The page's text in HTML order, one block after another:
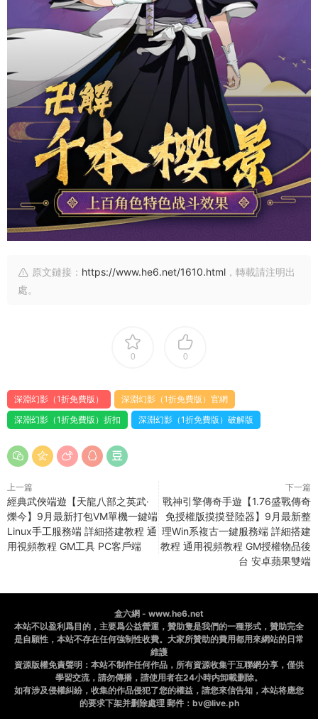
原文鏈接： https://www.he6.net/1610.html ，轉載請注明出
處。
0 0
深淵幻影（1折免費版）
深淵幻影（1折免費版）官網
深淵幻影（1折免費版）折扣
深淵幻影（1折免費版）破解版
上一篇
經典武俠端遊【天龍八部之英武·
爍今】9月最新打包VM單機一鍵端
Linux手工服務端 詳細搭建教程 通
用視頻教程 GM工具 PC客戶端
下一篇
戰神引擎傳奇手遊【1.76盛戰傳奇
免授權版摸摸登陸器】9月最新整
理Win系複古一鍵服務端 詳細搭建
教程 通用視頻教程 GM授權物品後
台 安卓蘋果雙端
盒六網 - www.he6.net
本站不以盈利爲目的，主要爲公益營運，贊助隻是我們的一種形式，贊助完全
是自願性，本站不存在任何強制性收費。大家所贊助的費用都用來網站的日常
維護
資源版權免責聲明：本站不制作任何作品，所有資源收集于互聯網分享，僅供
學習交流，請勿傳播，請使用者在24小時内卸載删除。
如有涉及侵權糾紛，收集的作品侵犯了您的權益，請您來信告知，本站将應您
的要求下架并删除處理 郵件：bv@live.ph